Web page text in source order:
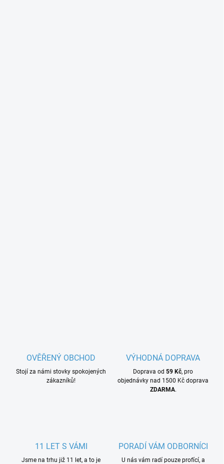
OVĚŘENÝ OBCHOD
Stojí za námi stovky spokojených
zákazníků!
VÝHODNÁ DOPRAVA
Doprava od 59 Kč, pro
objednávky nad 1500 Kč doprava
ZDARMA.
11 LET S VÁMI
Jsme na trhu již 11 let, a to je
PORADÍ VÁM ODBORNÍCI
U nás vám radí pouze profící, a